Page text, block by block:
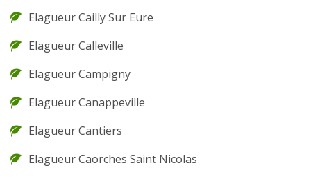
Elagueur Cailly Sur Eure
Elagueur Calleville
Elagueur Campigny
Elagueur Canappeville
Elagueur Cantiers
Elagueur Caorches Saint Nicolas